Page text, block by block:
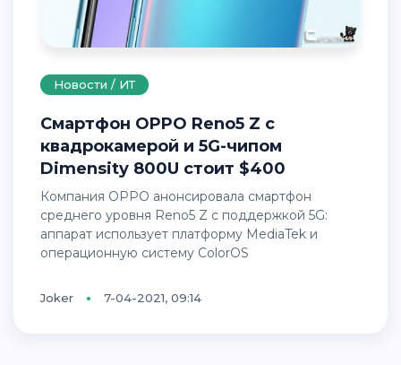
Новости / ИТ
Смартфон OPPO Reno5 Z с
квадрокамерой и 5G-чипом
Dimensity 800U стоит $400
Компания OPPO анонсировала смартфон
среднего уровня Reno5 Z с поддержкой 5G:
аппарат использует платформу MediaTek и
операционную систему ColorOS
Joker 7-04-2021, 09:14